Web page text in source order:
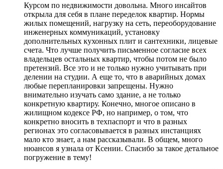
Курсом по недвижимости довольна. Много инсайтов
открыла для себя в плане переделок квартир. Нормы
жилых помещений, нагрузку на сеть, переоборудование
инженерных коммуникаций, установку
дополнительных кухонных плит и сантехники, лицевые
счета. Что лучше получить письменное согласие всех
владельцев остальных квартир, чтобы потом не было
претензий. Все это и не только нужно учитывать при
делении на студии. А еще то, что в аварийных домах
любые перепланировки запрещены. Нужно
внимательно изучать само здание, а не только
конкретную квартиру. Конечно, многое описано в
жилищном кодексе РФ, но например, о том, что
конкретно вносить в техпаспорт и что в разных
регионах это согласовывается в разных инстанциях
мало кто знает, а нам рассказывали. В общем, много
нюансов я узнала от Ксении. Спасибо за такое детальное
погружение в тему!